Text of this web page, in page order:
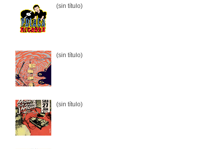
(sin título)
(sin título)
(sin título)